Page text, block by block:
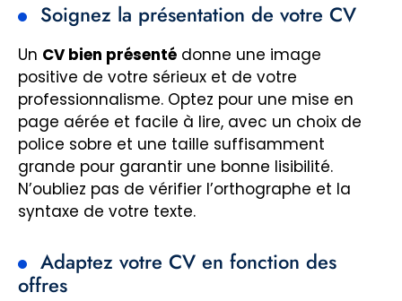
Soignez la présentation de votre CV
Un CV bien présenté donne une image
positive de votre sérieux et de votre
professionnalisme. Optez pour une mise en
page aérée et facile à lire, avec un choix de
police sobre et une taille suffisamment
grande pour garantir une bonne lisibilité.
N’oubliez pas de vérifier l’orthographe et la
syntaxe de votre texte.
Adaptez votre CV en fonction des
offres